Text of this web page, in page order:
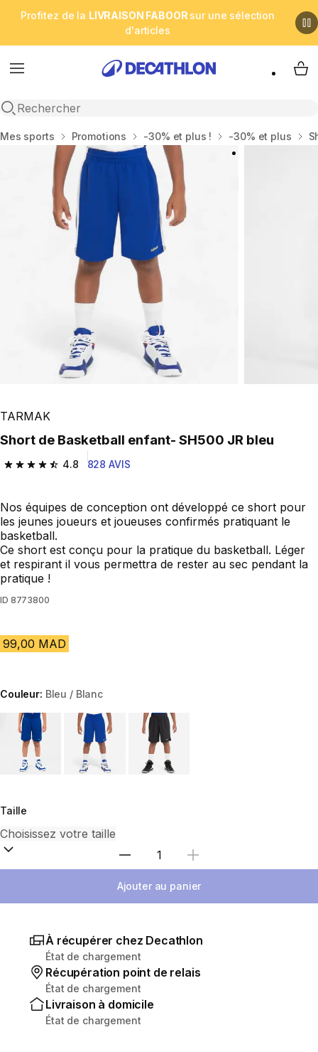
Profitez de la LIVRAISON FABOOR sur une sélection
d'articles
Menu
Open search
My
Accueil
Mes sports Promotions -30% et plus ! -30% et plus
TARMAK
Short de Basketball enfant- SH500 JR bleu
4.8
4.8 out of 5 stars from 828 reviews
828 AVIS
Nos équipes de conception ont développé ce short pour
les jeunes joueurs et joueuses confirmés pratiquant le
basketball.
Ce short est conçu pour la pratique du basketball. Léger
et respirant il vous permettra de rester au sec pendant la
pratique !
ID 8773800
99,00 MAD
Couleur: Bleu / Blanc
Choose a variant
Taille
Sélectionnez la quantité
Ajouter au panier
À récupérer chez Decathlon
État de chargement
Récupération point de relais
État de chargement
Livraison à domicile
État de chargement